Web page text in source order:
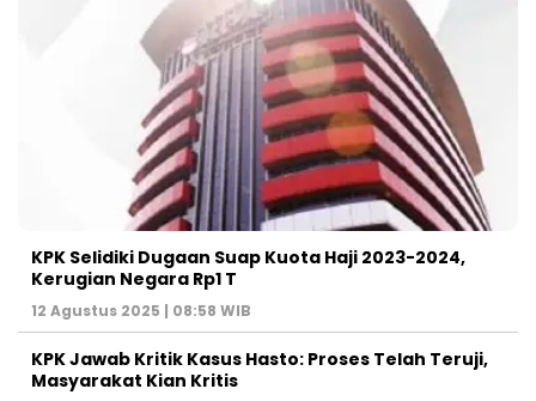
KPK Selidiki Dugaan Suap Kuota Haji 2023-2024,
Kerugian Negara Rp1 T
12 Agustus 2025 | 08:58 WIB
KPK Jawab Kritik Kasus Hasto: Proses Telah Teruji,
Masyarakat Kian Kritis